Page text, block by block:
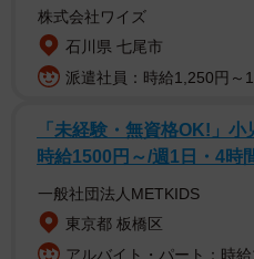
株式会社ワイズ
石川県 七尾市
派遣社員：時給1,250円～
「未経験・無資格OK!」
時給1500円～/週1日・4時
一般社団法人METKIDS
東京都 板橋区
アルバイト・パート：時